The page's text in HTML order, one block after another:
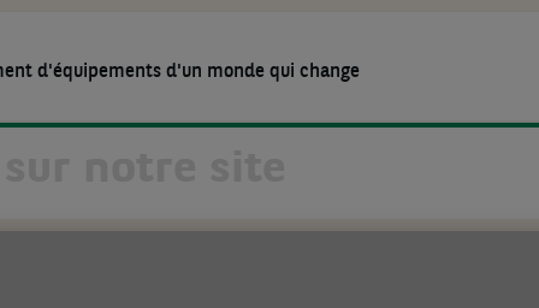
d'équipements d'un monde qui change
LEASING